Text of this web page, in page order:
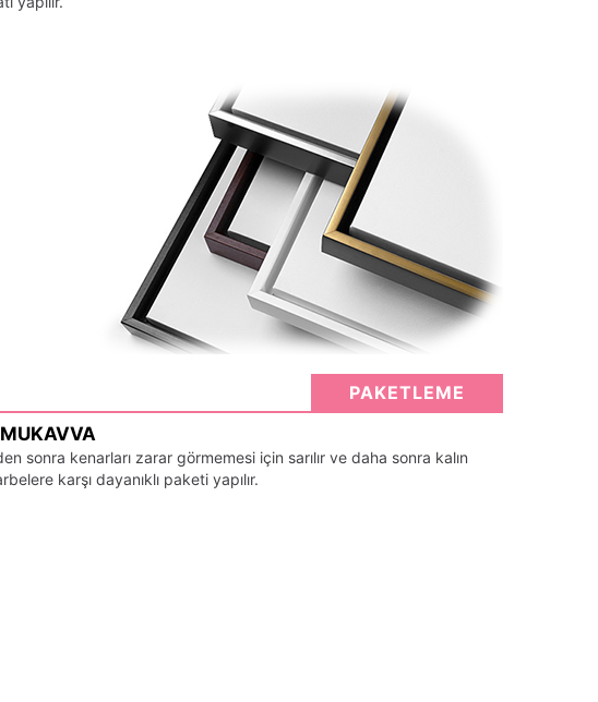
PAKETLEME
sonra kenarları zarar görmemesi için sarılır ve daha sonra kalın
karşı dayanıklı paketi yapılır.